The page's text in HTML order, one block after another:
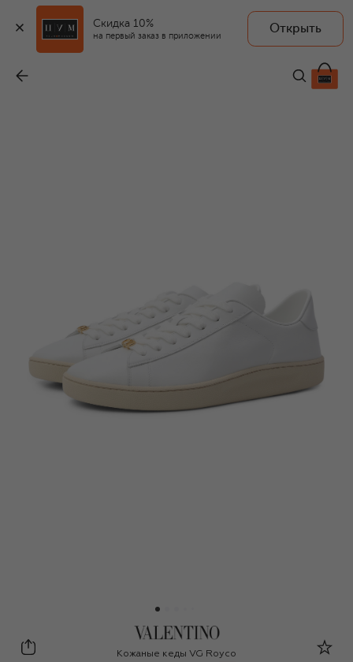
Скидка 10%
на первый заказ в приложении
Открыть
54 650 ₽
Valentino
Кожаные кеды VG Royco